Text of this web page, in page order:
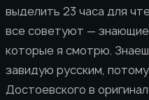
выделить 23 часа для
все советуют —
которые я смотрю.
завидую русским,
Достоевского в